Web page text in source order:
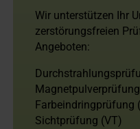
Wir unterstützen Ihr
zerstörungsfreien
Angeboten:
Farbeindringprüfung
Sichtprüfung (VT)